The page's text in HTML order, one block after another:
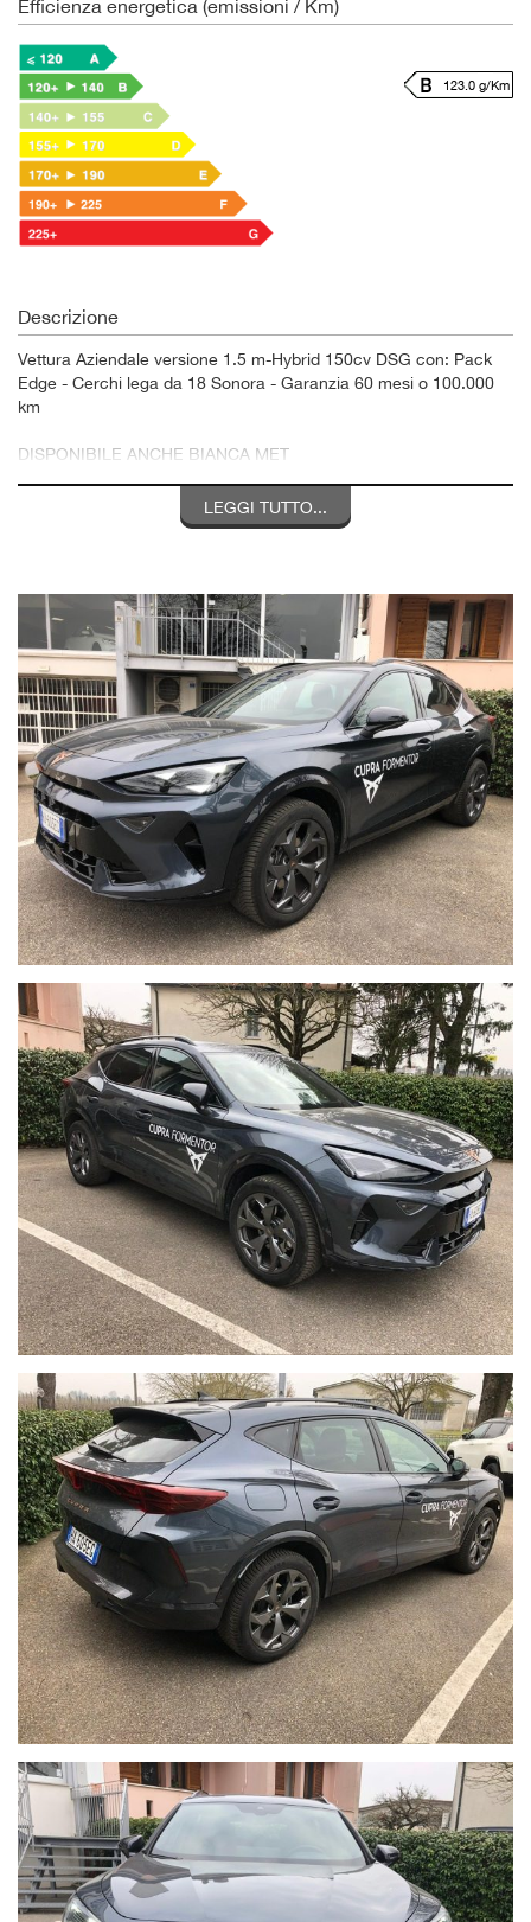
Efficienza energetica (emissioni / Km)
123.0 g/Km
Descrizione
Vettura Aziendale versione 1.5 m-Hybrid 150cv DSG con: Pack
Edge - Cerchi lega da 18 Sonora - Garanzia 60 mesi o 100.000
km
DISPONIBILE ANCHE BIANCA MET
Le foto possono essere solo a scopo illustrativo
3,99% Manutenzione Omaggio 24 mesi o 30.000 km
Spese passaggio escluse
LEGGI TUTTO...